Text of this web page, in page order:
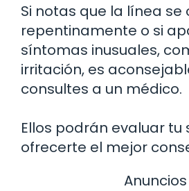
Si notas que la línea se
repentinamente o si
síntomas inusuales,
irritación, es
consultes a un médico.
Ellos podrán evaluar tu
ofrecerte el mejor
Anuncios